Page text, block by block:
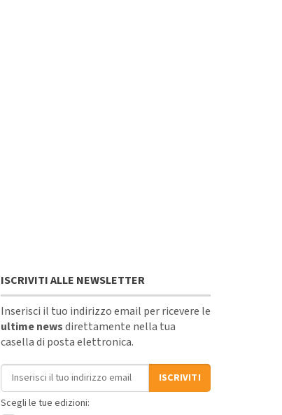
ISCRIVITI ALLE NEWSLETTER
Inserisci il tuo indirizzo email per ricevere le
ultime newsdirettamente nella tua
casella di posta elettronica.
Indirizzo email
ISCRIVITI
Scegli le tue edizioni: